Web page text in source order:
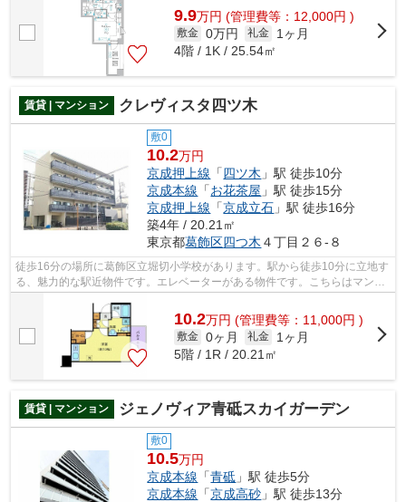
9.9万円 (管理費等：12,000円 )
敷金 0万円 礼金
1ヶ月
4階 / 1K / 25.54㎡
賃貸 | マンション クレヴィスタ四ツ木
敷0
10.2万円
京成押上線 「四ツ木 」駅 徒歩10分
京成本線 「お花茶屋 」駅 徒歩15分
京成押上線 「京成立石 」駅 徒歩16分
築4年 / 20.21㎡
東京都葛飾区四つ木 ４丁目２６-８
徒歩16分の場所に葛飾区立堀切小学校があります。駅から徒歩10分に立地す
る、魅力的な駅近物件です。エレベーターがある物件です。こちらはマンシ
10.2万円 (管理費等：11,000円 )
敷金 0ヶ月 礼金
1ヶ月
5階 / 1R / 20.21㎡
賃貸 | マンション ジェノヴィア青砥スカイガーデン
敷0
10.5万円
京成本線 「青砥 」駅 徒歩5分
京成本線 「京成高砂 」駅 徒歩13分